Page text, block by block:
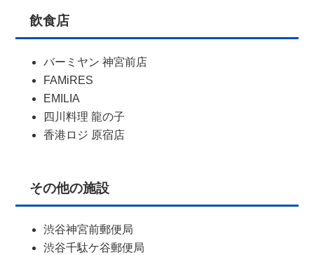
飲食店
バーミヤン 神宮前店
FAMiRES
EMILIA
四川料理 龍の子
香港ロジ 原宿店
その他の施設
渋谷神宮前郵便局
渋谷千駄ケ谷郵便局